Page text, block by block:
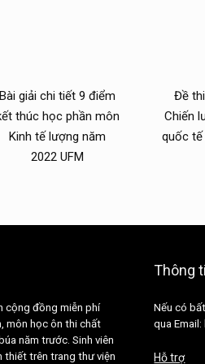
Bài giải chi tiết 9 điểm
thúc học phần môn
Kinh tế lượng năm
2022 UFM
Đề
Chiến
quốc tế
cộng đồng miễn phí
môn học ôn thi chất
năm trước. Sinh viên
thiết trên trang thư viện
Thông
Nếu có
qua
Hỗ trợ